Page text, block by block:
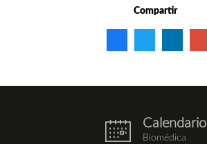
Compartir
eventos.png
Calendario
Biomédica